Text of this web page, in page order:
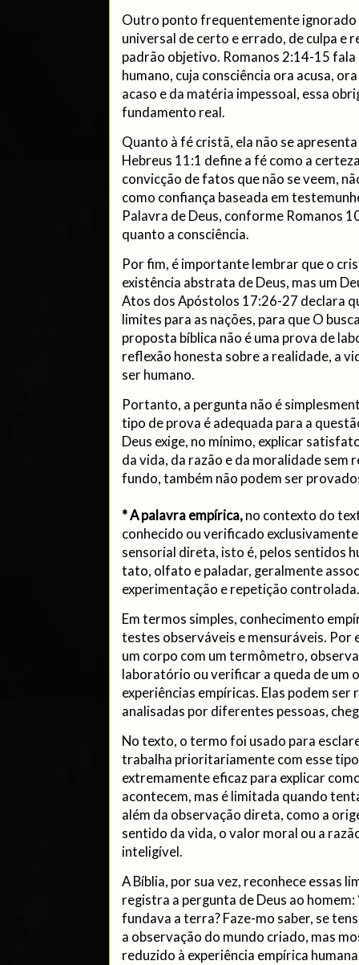
Outro ponto frequentemente ignorado
universal de certo e errado, de culpa e
padrão objetivo. Romanos 2:14-15
humano, cuja consciência ora acusa,
acaso e da matéria impessoal, essa
fundamento real.
Quanto à fé cristã, ela não se
Hebreus 11:1 define a fé como a
convicção de fatos que não se veem,
como confiança baseada em
Palavra de Deus, conforme Romanos
quanto a consciência.
Por fim, é importante lembrar que o
existência abstrata de Deus, mas um
Atos dos Apóstolos 17:26-27 declara
limites para as nações, para que O
proposta bíblica não é uma prova de
reflexão honesta sobre a realidade, a
ser humano.
Portanto, a pergunta não é
tipo de prova é adequada para a
Deus exige, no mínimo, explicar
da vida, da razão e da moralidade sem
fundo, também não podem ser
*A palavra empírica,no contexto do
conhecido ou verificado
sensorial direta, isto é, pelos sentidos
tato, olfato e paladar, geralmente
experimentação e repetição controlada.
Em termos simples, conhecimento
testes observáveis e mensuráveis. Por
um corpo com um termômetro,
laboratório ou verificar a queda de um
experiências empíricas. Elas podem
analisadas por diferentes pessoas,
No texto, o termo foi usado para
trabalha prioritariamente com esse
extremamente eficaz para explicar
acontecem, mas é limitada quando
além da observação direta, como a
sentido da vida, o valor moral ou a
inteligível.
A Bíblia, por sua vez, reconhece essas
registra a pergunta de Deus ao
fundava a terra? Faze-mo saber, se
a observação do mundo criado, mas
reduzido à experiência empírica